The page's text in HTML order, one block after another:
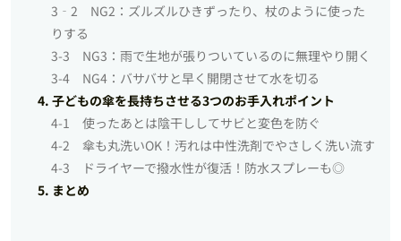
3‐2 NG2：ズルズルひきずったり、杖のように使った
りする
3-3 NG3：雨で生地が張りついているのに無理やり開く
3-4 NG4：バサバサと早く開閉させて水を切る
4. 子どもの傘を長持ちさせる3つのお手入れポイント
4-1 使ったあとは陰干ししてサビと変色を防ぐ
4-2 傘も丸洗いOK！汚れは中性洗剤でやさしく洗い流す
4-3 ドライヤーで撥水性が復活！防水スプレーも◎
5. まとめ